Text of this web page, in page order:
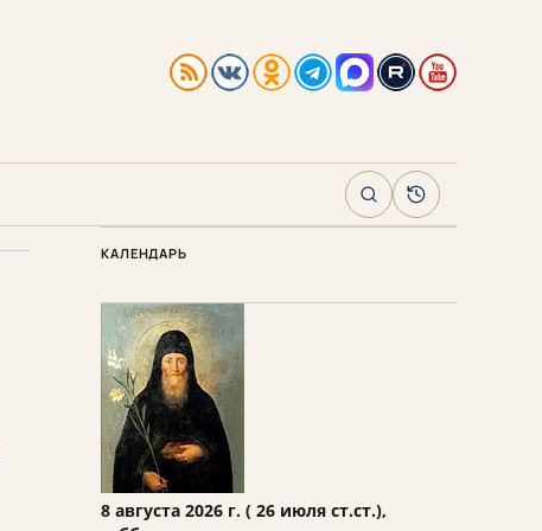
ПоискАрхив
КАЛЕНДАРЬ
8 августа 2026 г. ( 26 июля ст.ст.),